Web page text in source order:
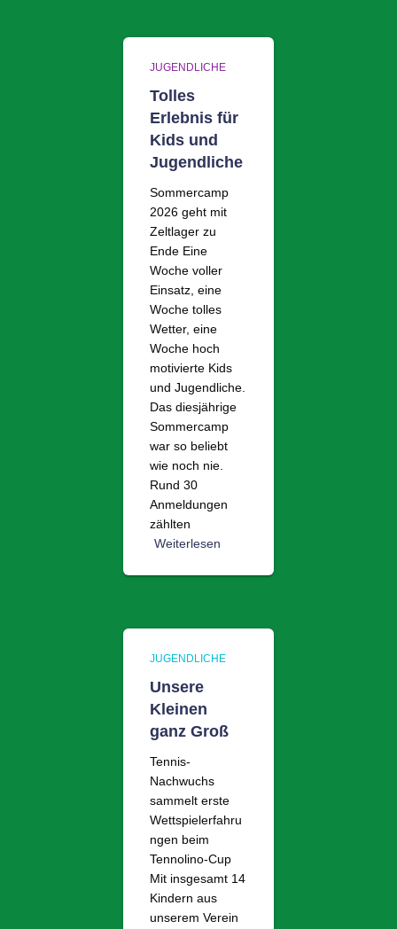
JUGENDLICHE
Tolles
Erlebnis für
Kids und
Jugendliche
Sommercamp
2026 geht mit
Zeltlager zu
Ende Eine
Woche voller
Einsatz, eine
Woche tolles
Wetter, eine
Woche hoch
motivierte Kids
und Jugendliche.
Das diesjährige
Sommercamp
war so beliebt
wie noch nie.
Rund 30
Anmeldungen
zählten
Weiterlesen
JUGENDLICHE
Unsere
Kleinen
ganz Groß
Tennis-
Nachwuchs
sammelt erste
Wettspielerfahru
ngen beim
Tennolino-Cup
Mit insgesamt 14
Kindern aus
unserem Verein